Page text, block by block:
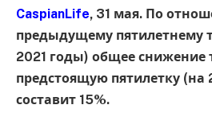
CaspianLife, 31 мая. По
предыдущему пятилетнему
2021 годы) общее снижение
предстоящую пятилетку (на
составит 15%.